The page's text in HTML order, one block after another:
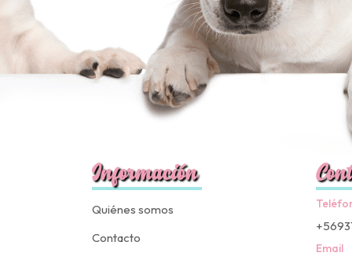
Información
Quiénes somos
Contacto
Email